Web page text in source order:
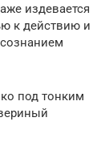
издевается
к действию и
под тонким